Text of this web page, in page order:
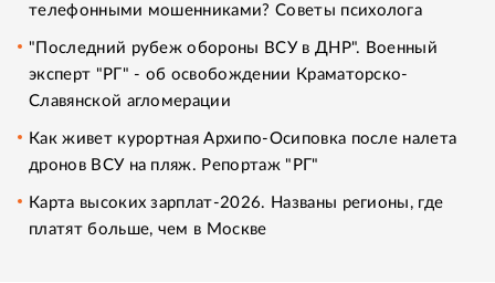
телефонными мошенниками? Советы психолога
"Последний рубеж обороны ВСУ в ДНР". Военный
эксперт "РГ" - об освобождении Краматорско-
Славянской агломерации
Как живет курортная Архипо-Осиповка после налета
дронов ВСУ на пляж. Репортаж "РГ"
Карта высоких зарплат-2026. Названы регионы, где
платят больше, чем в Москве